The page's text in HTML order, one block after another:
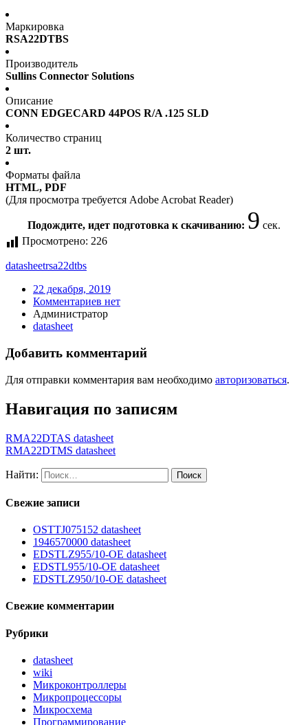
Маркировка
RSA22DTBS
Производитель
Sullins Connector Solutions
Описание
CONN EDGECARD 44POS R/A .125 SLD
Количество страниц
2 шт.
Форматы файла
HTML, PDF
(Для просмотра требуется Adobe Acrobat Reader)
Подождите, идет подготовка к скачиванию: 9 сек.
Просмотрено: 226
datasheetrsa22dtbs
22 декабря, 2019
Комментариев нет
Администратор
datasheet
Добавить комментарий
Для отправки комментария вам необходимо авторизоваться.
Навигация по записям
RMA22DTAS datasheet
RMA22DTMS datasheet
Найти:
Свежие записи
OSTTJ075152 datasheet
1946570000 datasheet
EDSTLZ955/10-OE datasheet
EDSTL955/10-OE datasheet
EDSTLZ950/10-OE datasheet
Свежие комментарии
Рубрики
datasheet
wiki
Микроконтроллеры
Микропроцессоры
Микросхема
Программирование